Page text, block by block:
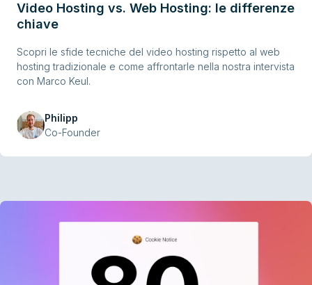
Video Hosting vs. Web Hosting: le differenze
chiave
Scopri le sfide tecniche del video hosting rispetto al web
hosting tradizionale e come affrontarle nella nostra intervista
con Marco Keul.
Philipp
Co-Founder